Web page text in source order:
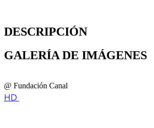
DESCRIPCIÓN
GALERÍA DE IMÁGENES
@ Fundación Canal
HD